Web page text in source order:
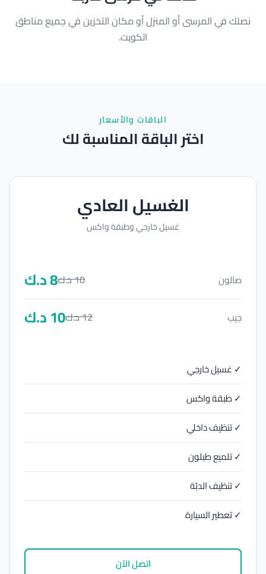
نصلك في المرسى أو المنزل أو مكان التخزين في جميع مناطق
الكويت.
الباقات والأسعار
اختر الباقة المناسبة لك
الغسيل العادي
غسيل خارجي وطبقة واكس
صالون 10د.ك8د.ك
جيب 12د.ك10د.ك
✓ غسيل خارجي
✓ طبقة واكس
✓ تنظيف داخلي
✓ تلميع طبلون
✓ تنظيف الدبّة
✓ تعطير السيارة
اتصل الآن